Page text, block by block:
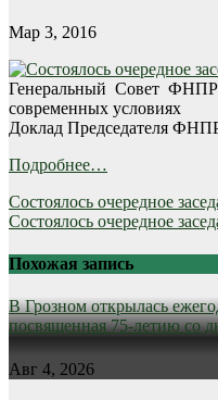
Мар 3, 2016
Генеральный Совет ФНПР
современных условиях
Доклад Председателя
Подробнее…
Навигация
по
записям
Состоялось очередное
Состоялось очередное
Похожая запись
В Грозном открылась
посвященная 75-летию со
Авг 4, 2026